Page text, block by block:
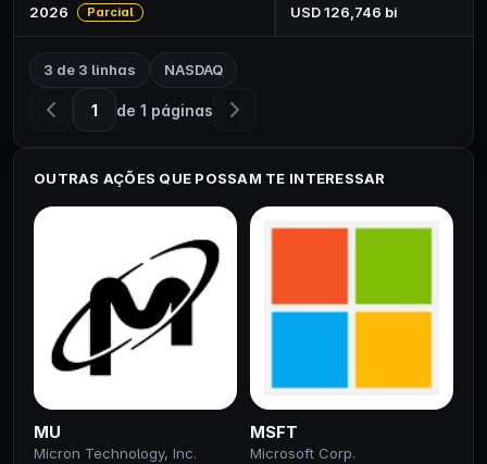
2026 Parcial USD 126,746 bi
3 de 3 linhas NASDAQ
1 de 1 páginas
OUTRAS AÇÕES QUE POSSAM TE INTERESSAR
MU
Micron Technology, Inc.
MSFT
Microsoft Corp.